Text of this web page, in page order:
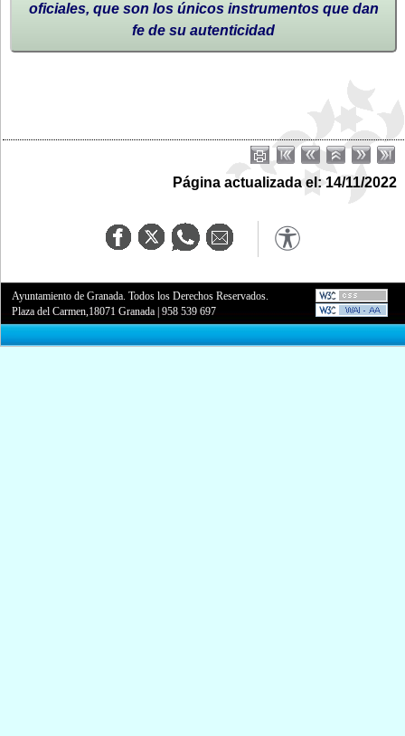
oficiales, que son los únicos instrumentos que dan
fe de su autenticidad
Página actualizada el: 14/11/2022
Ayuntamiento de Granada. Todos los Derechos Reservados.
Plaza del Carmen,18071 Granada |958 539 697